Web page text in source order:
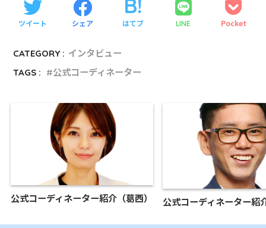
ツイート シェア はてブ LINE Pocket
CATEGORY : インタビュー
TAGS :
公式コーディネーター
公式コーディネーター紹介（葛西） 公式コーディネーター紹